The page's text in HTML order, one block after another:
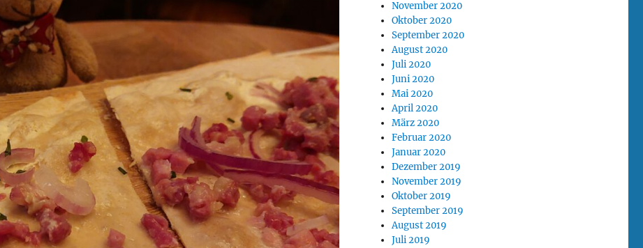
November 2020
Oktober 2020
September 2020
August 2020
Juli 2020
Juni 2020
Mai 2020
April 2020
März 2020
Februar 2020
Januar 2020
Dezember 2019
November 2019
Oktober 2019
September 2019
August 2019
Juli 2019